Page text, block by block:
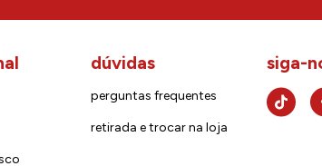
dúvidas
perguntas frequentes
retirada e trocar na loja
siga-